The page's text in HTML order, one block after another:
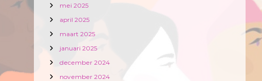
mei 2025
april 2025
maart 2025
januari 2025
december 2024
november 2024